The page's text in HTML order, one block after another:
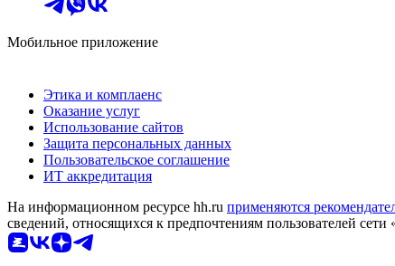
Мобильное приложение
Этика и комплаенс
Оказание услуг
Использование сайтов
Защита персональных данных
Пользовательское соглашение
ИТ аккредитация
На информационном ресурсе hh.ru применяются
сведений, относящихся к предпочтениям пользователей